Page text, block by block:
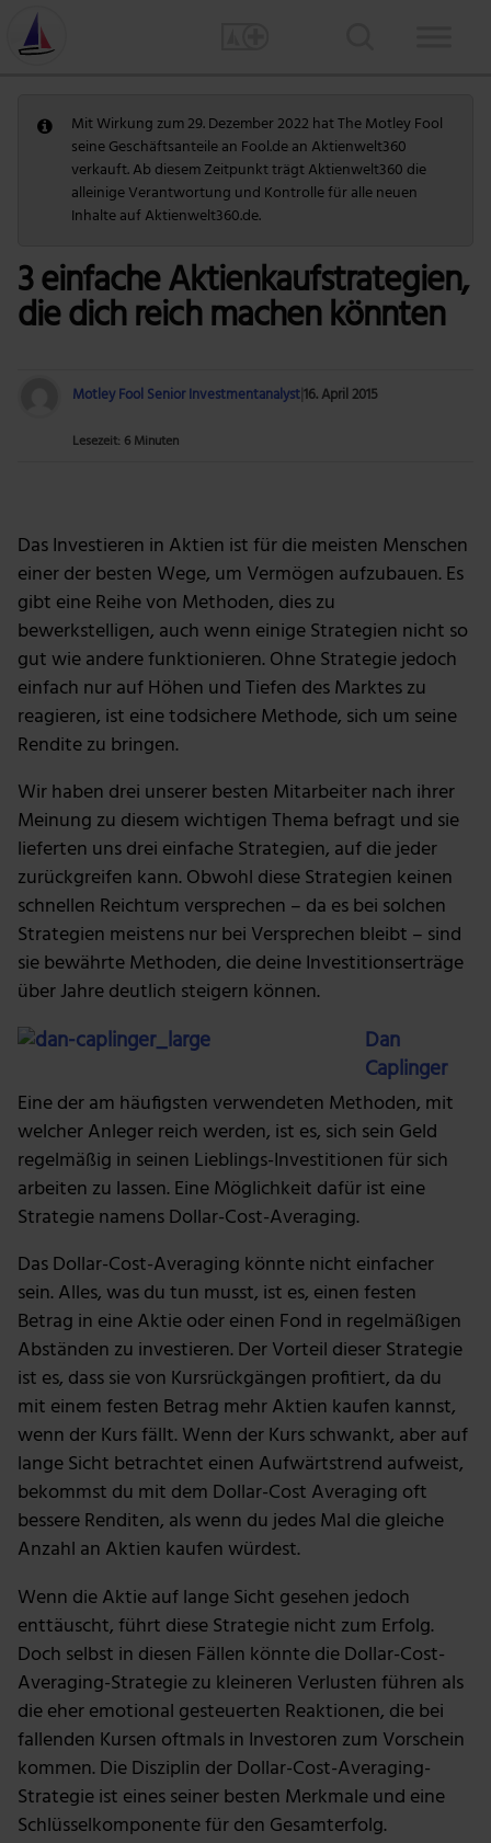
Mit Wirkung zum 29. Dezember 2022 hat The Motley Fool
seine Geschäftsanteile an Fool.de an Aktienwelt360
verkauft. Ab diesem Zeitpunkt trägt Aktienwelt360 die
alleinige Verantwortung und Kontrolle für alle neuen
Inhalte auf Aktienwelt360.de.
3 einfache Aktienkaufstrategien,
die dich reich machen könnten
Motley Fool Senior Investmentanalyst16. April 2015
Lesezeit: 6 Minuten
Das Investieren in Aktien ist für die meisten Menschen
einer der besten Wege, um Vermögen aufzubauen. Es
gibt eine Reihe von Methoden, dies zu
bewerkstelligen, auch wenn einige Strategien nicht so
gut wie andere funktionieren. Ohne Strategie jedoch
einfach nur auf Höhen und Tiefen des Marktes zu
reagieren, ist eine todsichere Methode, sich um seine
Rendite zu bringen.
Wir haben drei unserer besten Mitarbeiter nach ihrer
Meinung zu diesem wichtigen Thema befragt und sie
lieferten uns drei einfache Strategien, auf die jeder
zurückgreifen kann. Obwohl diese Strategien keinen
schnellen Reichtum versprechen – da es bei solchen
Strategien meistens nur bei Versprechen bleibt – sind
sie bewährte Methoden, die deine Investitionserträge
über Jahre deutlich steigern können.
Dan
Caplinger
Eine der am häufigsten verwendeten Methoden, mit
welcher Anleger reich werden, ist es, sich sein Geld
regelmäßig in seinen Lieblings-Investitionen für sich
arbeiten zu lassen. Eine Möglichkeit dafür ist eine
Strategie namens Dollar-Cost-Averaging.
Das Dollar-Cost-Averaging könnte nicht einfacher
sein. Alles, was du tun musst, ist es, einen festen
Betrag in eine Aktie oder einen Fond in regelmäßigen
Abständen zu investieren. Der Vorteil dieser Strategie
ist es, dass sie von Kursrückgängen profitiert, da du
mit einem festen Betrag mehr Aktien kaufen kannst,
wenn der Kurs fällt. Wenn der Kurs schwankt, aber auf
lange Sicht betrachtet einen Aufwärtstrend aufweist,
bekommst du mit dem Dollar-Cost Averaging oft
bessere Renditen, als wenn du jedes Mal die gleiche
Anzahl an Aktien kaufen würdest.
Wenn die Aktie auf lange Sicht gesehen jedoch
enttäuscht, führt diese Strategie nicht zum Erfolg.
Doch selbst in diesen Fällen könnte die Dollar-Cost-
Averaging-Strategie zu kleineren Verlusten führen als
die eher emotional gesteuerten Reaktionen, die bei
fallenden Kursen oftmals in Investoren zum Vorschein
kommen. Die Disziplin der Dollar-Cost-Averaging-
Strategie ist eines seiner besten Merkmale und eine
Schlüsselkomponente für den Gesamterfolg.